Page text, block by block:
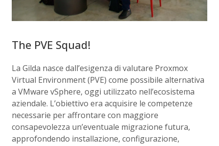
The PVE Squad!
La Gilda nasce dall’esigenza di valutare Proxmox
Virtual Environment (PVE) come possibile alternativa
a VMware vSphere, oggi utilizzato nell’ecosistema
aziendale. L’obiettivo era acquisire le competenze
necessarie per affrontare con maggiore
consapevolezza un’eventuale migrazione futura,
approfondendo installazione, configurazione,